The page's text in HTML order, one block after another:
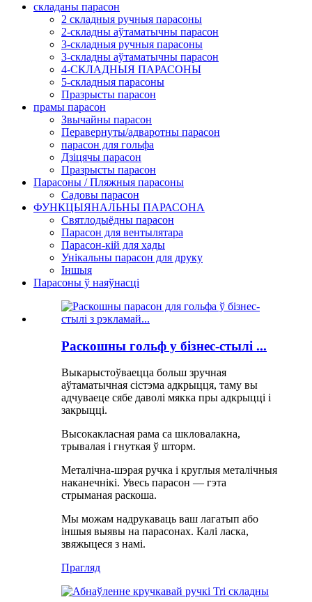
складаны парасон
2 складныя ручныя парасоны
2-складны аўтаматычны парасон
3-складныя ручныя парасоны
3-складны аўтаматычны парасон
4-СКЛАДНЫЯ ПАРАСОНЫ
5-складныя парасоны
Празрысты парасон
прамы парасон
Звычайны парасон
Перавернуты/адваротны парасон
парасон для гольфа
Дзіцячы парасон
Празрысты парасон
Парасоны / Пляжныя парасоны
Садовы парасон
ФУНКЦЫЯНАЛЬНЫ ПАРАСОНА
Святлодыёдны парасон
Парасон для вентылятара
Парасон-кій для хады
Унікальны парасон для друку
Іншыя
Парасоны ў наяўнасці
Раскошны гольф у бізнес-стылі ...
Выкарыстоўваецца больш зручная
аўтаматычная сістэма адкрыцця, таму вы
адчуваеце сябе даволі мякка пры адкрыцці і
закрыцці.
Высокакласная рама са шкловалакна,
трывалая і гнуткая ў шторм.
Металічна-шэрая ручка і круглыя ​​металічныя
наканечнікі. Увесь парасон — гэта
стрыманая раскоша.
Мы можам надрукаваць ваш лагатып або
іншыя выявы на парасонах. Калі ласка,
звяжыцеся з намі.
Прагляд